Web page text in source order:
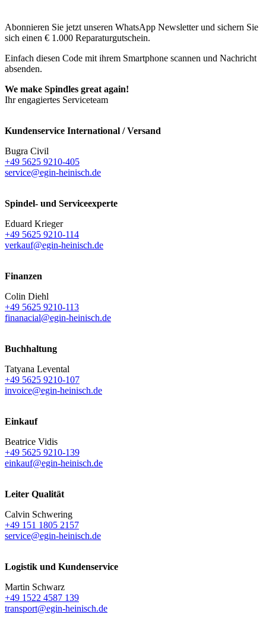
Abonnieren Sie jetzt unseren WhatsApp Newsletter und sichern Sie
sich einen € 1.000 Reparaturgutschein.
Einfach diesen Code mit ihrem Smartphone scannen und Nachricht
absenden.
We make Spindles great again!
Ihr engagiertes Serviceteam
Kundenservice International / Versand
Bugra Civil
+49 5625 9210-405
service@egin-heinisch.de
Spindel- und Serviceexperte
Eduard Krieger
+49 5625 9210-114
verkauf@egin-heinisch.de
Finanzen
Colin Diehl
+49 5625 9210-113
finanacial@egin-heinisch.de
Buchhaltung
Tatyana Levental
+49 5625 9210-107
invoice@egin-heinisch.de
Einkauf
Beatrice Vidis
+49 5625 9210-139
einkauf@egin-heinisch.de
Leiter Qualität
Calvin Schwering
+49 151 1805 2157
service@egin-heinisch.de
Logistik und Kundenservice
Martin Schwarz
+49 1522 4587 139
transport@egin-heinisch.de